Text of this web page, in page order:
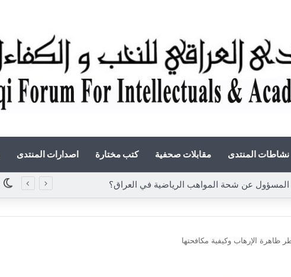
نشاطات المنتدى مقابلات صحفية كتب مختارة اصدارات المنتدى
عن شحة المواهب الرياضية في العراق؟
ظاهرة الإرهاب وكيفية مكافحتها